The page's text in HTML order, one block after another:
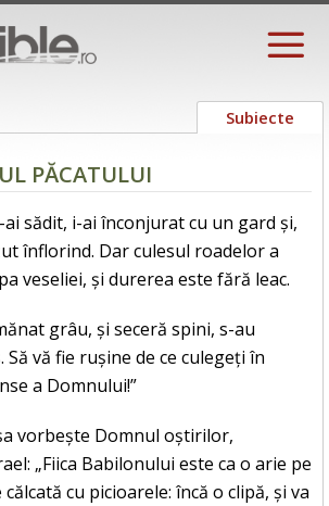
Subiecte
PĂCATULUI
ai sădit, i-ai înconjurat cu un gard și,
înflorind. Dar culesul roadelor a
veseliei, și durerea este fără leac.
grâu, și seceră spini, s-au
vă fie rușine de ce culegeți în
a Domnului!”
vorbește Domnul oștirilor,
„Fiica Babilonului este ca o arie pe
cu picioarele: încă o clipă, și va